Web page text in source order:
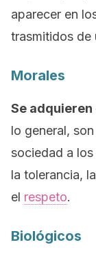
aparecer en
trasmitidos de
Morales
Se adquieren
lo general,
sociedad a
la tolerancia,
el respeto.
Biológicos